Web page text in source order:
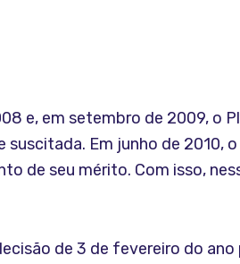
e, em setembro de 2009, o
Em junho de 2010,
de seu mérito. Com isso,
de 3 de fevereiro do